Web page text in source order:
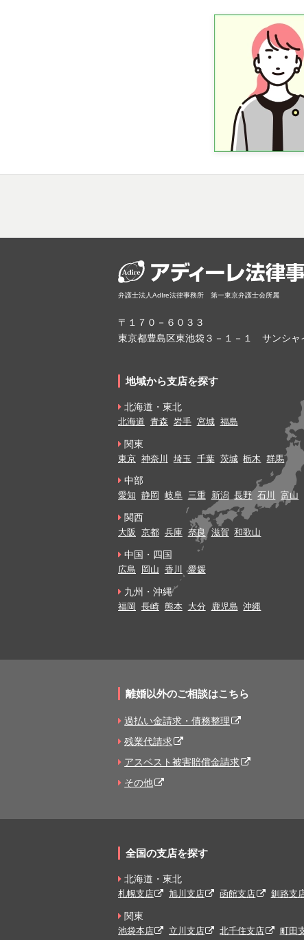
弁護士法人AdIre法律事務所 第一東京弁護士会所属
〒１７０－６０３３
東京都豊島区東池袋３－１－１ サンシャ
地域から支店を探す
北海道・東北
北海道 青森 岩手 宮城 福島
関東
東京 神奈川 埼玉 千葉 茨城 栃木 群馬
中部
愛知 静岡 岐阜 三重 新潟 長野 石川 富山
関西
大阪 京都 兵庫 奈良 滋賀 和歌山
中国・四国
広島 岡山 香川 愛媛
九州・沖縄
福岡 長崎 熊本 大分 鹿児島 沖縄
離婚以外のご相談はこちら
過払い金請求・債務整理
残業代請求
アスベスト被害賠償金請求
その他
全国の支店を探す
北海道・東北
札幌支店 旭川支店 函館支店 釧路支
関東
池袋本店 立川支店 北千住支店 町田